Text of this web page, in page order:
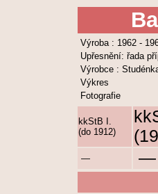
Výroba : 1962 -
Upřesnění: řada
Výrobce :
Výkres
Fotografie
kkStB I.
(do 1912)
— —